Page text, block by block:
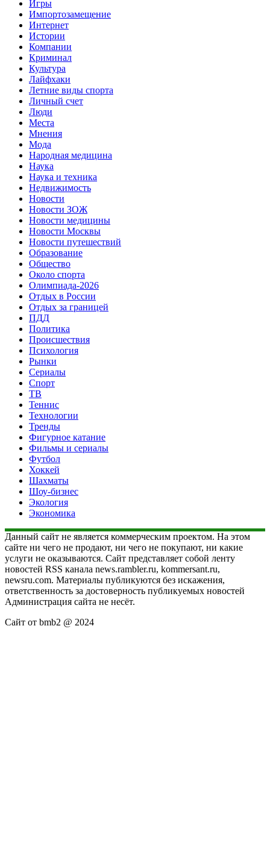
Игры
Импортозамещение
Интернет
Истории
Компании
Криминал
Культура
Лайфхаки
Летние виды спорта
Личный счет
Люди
Места
Мнения
Мода
Народная медицина
Наука
Наука и техника
Недвижимость
Новости
Новости ЗОЖ
Новости медицины
Новости Москвы
Новости путешествий
Образование
Общество
Около спорта
Олимпиада-2026
Отдых в России
Отдых за границей
ПДД
Политика
Происшествия
Психология
Рынки
Сериалы
Спорт
ТВ
Теннис
Технологии
Тренды
Фигурное катание
Фильмы и сериалы
Футбол
Хоккей
Шахматы
Шоу-бизнес
Экология
Экономика
Данный сайт не является коммерческим проектом. На этом
сайте ни чего не продают, ни чего не покупают, ни какие
услуги не оказываются. Сайт представляет собой ленту
новостей RSS канала news.rambler.ru, kommersant.ru,
newsru.com. Материалы публикуются без искажения,
ответственность за достоверность публикуемых новостей
Администрация сайта не несёт.
Сайт от bmb2 @ 2024